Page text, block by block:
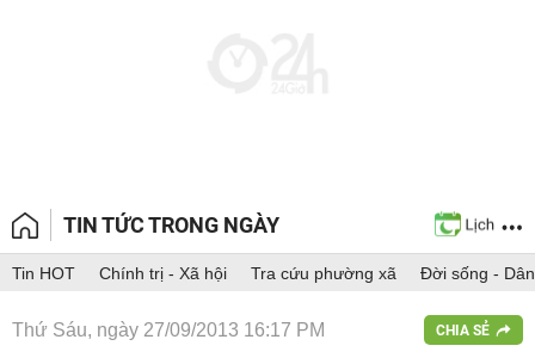
TIN TỨC TRONG NGÀY
Tin HOT Chính trị - Xã hội Tra cứu phường xã Đời sống -
Thứ Sáu, ngày 27/09/2013 16:17 PM CHIA SẺ